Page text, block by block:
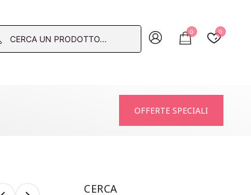
0 0
OFFERTE SPECIALI
CERCA